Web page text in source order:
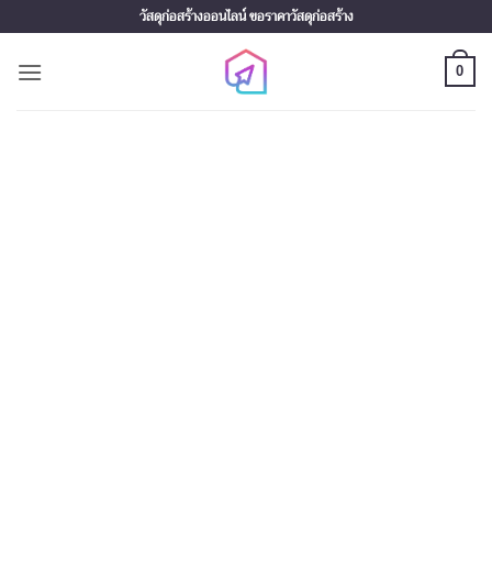
to
content
วัสดุก่อสร้างออนไลน์ ขอราคาวัสดุก่อสร้าง
0